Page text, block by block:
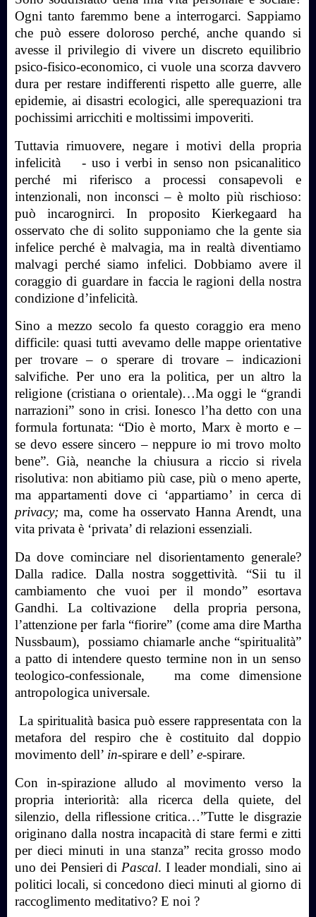
Ogni tanto faremmo bene a interrogarci. Sappiamo
che può essere doloroso perché, anche quando si
avesse il privilegio di vivere un discreto equilibrio
psico-fisico-economico, ci vuole una scorza davvero
dura per restare indifferenti rispetto alle guerre, alle
epidemie, ai disastri ecologici, alle sperequazioni tra
pochissimi arricchiti e moltissimi impoveriti.
Tuttavia rimuovere, negare i motivi della propria
infelicità
- uso i verbi in senso non psicanalitico
perché mi riferisco a processi consapevoli e
intenzionali, non inconsci – è molto più rischioso:
può incarognirci. In proposito Kierkegaard ha
osservato che di solito supponiamo che la gente sia
infelice perché è malvagia, ma in realtà diventiamo
malvagi perché siamo infelici. Dobbiamo avere il
coraggio di guardare in faccia le ragioni della nostra
condizione d’infelicità.
Sino a mezzo secolo fa questo coraggio era meno
difficile: quasi tutti avevamo delle mappe orientative
per trovare – o sperare di trovare – indicazioni
salvifiche. Per uno era la politica, per un altro la
religione (cristiana o orientale)…Ma oggi le “grandi
narrazioni” sono in crisi. Ionesco l’ha detto con una
formula fortunata: “Dio è morto, Marx è morto e –
se devo essere sincero – neppure io mi trovo molto
bene”. Già, neanche la chiusura a riccio si rivela
risolutiva: non abitiamo più case, più o meno aperte,
ma appartamenti dove ci ‘appartiamo’ in cerca di
privacy; ma, come ha osservato Hanna Arendt, una
vita privata è ‘privata’ di relazioni essenziali.
Da dove cominciare nel disorientamento generale?
Dalla radice. Dalla nostra soggettività. “Sii tu il
cambiamento che vuoi per il mondo” esortava
Gandhi. La coltivazione
della propria persona,
l’attenzione per farla “fiorire” (come ama dire Martha
Nussbaum),
possiamo chiamarle anche “spiritualità”
a patto di intendere questo termine non in un senso
teologico-confessionale,
ma come dimensione
antropologica universale.
La spiritualità basica può essere rappresentata con la
metafora del respiro che è costituito dal doppio
movimento dell’ in-spirare e dell’ e-spirare.
Con in-spirazione alludo al movimento verso la
propria interiorità: alla ricerca della quiete, del
silenzio, della riflessione critica…”Tutte le disgrazie
originano dalla nostra incapacità di stare fermi e zitti
per dieci minuti in una stanza” recita grosso modo
uno dei Pensieri di Pascal. I leader mondiali, sino ai
politici locali, si concedono dieci minuti al giorno di
raccoglimento meditativo? E noi ?